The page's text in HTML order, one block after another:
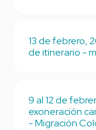
13 de febrero,
de itinerario -
9 al 12 de
exoneración
- Migración